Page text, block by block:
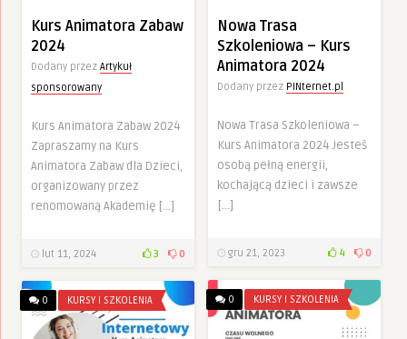
Kurs Animatora Zabaw
2024
Dodany przez Artykuł
sponsorowany
Kurs Animatora Zabaw 2024
Zapraszamy na Kurs
Animatora Zabaw dla Dzieci,
organizowany przez
renomowaną Akademię […]
lut 11, 2024 3 0
Nowa Trasa
Szkoleniowa – Kurs
Animatora 2024
Dodany przez PINternet.pl
Nowa Trasa Szkoleniowa –
Kurs Animatora 2024 Jesteś
osobą pełną energii,
kochającą dzieci i zawsze
[…]
gru 21, 2023 4 0
0 KURSY I SZKOLENIA
0 KURSY I SZKOLENIA